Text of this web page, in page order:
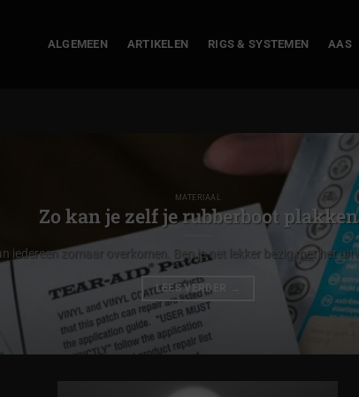
ALGEMEEN ARTIKELEN RIGS & SYSTEMEN AAS
MATERIAAL
Zo kan je zelf je rubberboot plakken
iedereen zomaar overkomen. Ben je net lekker bezig met het
LEES VERDER